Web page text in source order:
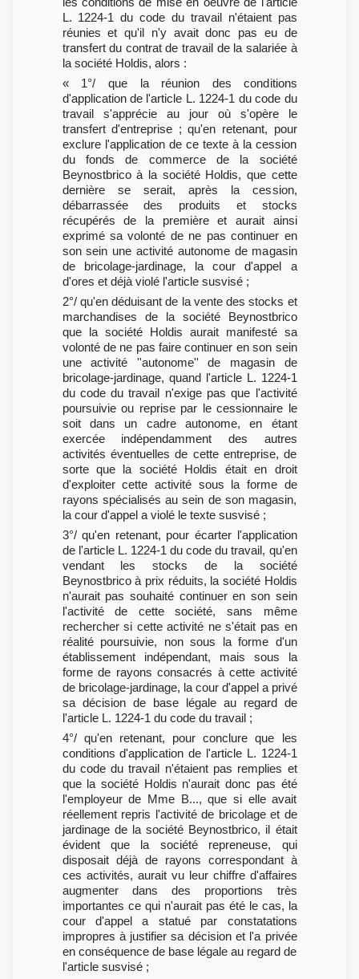
L. 1224-1 du code du travail n'étaient pas
réunies et qu'il n'y avait donc pas eu de
transfert du contrat de travail de la salariée à
la société Holdis, alors :
« 1°/ que la réunion des conditions
d'application de l'article L. 1224-1 du code du
travail s'apprécie au jour où s'opère le
transfert d'entreprise ; qu'en retenant, pour
exclure l'application de ce texte à la cession
du fonds de commerce de la société
Beynostbrico à la société Holdis, que cette
dernière se serait, après la cession,
débarrassée des produits et stocks
récupérés de la première et aurait ainsi
exprimé sa volonté de ne pas continuer en
son sein une activité autonome de magasin
de bricolage-jardinage, la cour d'appel a
d'ores et déjà violé l'article susvisé ;
2°/ qu'en déduisant de la vente des stocks et
marchandises de la société Beynostbrico
que la société Holdis aurait manifesté sa
volonté de ne pas faire continuer en son sein
une activité ''autonome'' de magasin de
bricolage-jardinage, quand l'article L. 1224-1
du code du travail n'exige pas que l'activité
poursuivie ou reprise par le cessionnaire le
soit dans un cadre autonome, en étant
exercée indépendamment des autres
activités éventuelles de cette entreprise, de
sorte que la société Holdis était en droit
d'exploiter cette activité sous la forme de
rayons spécialisés au sein de son magasin,
la cour d'appel a violé le texte susvisé ;
3°/ qu'en retenant, pour écarter l'application
de l'article L. 1224-1 du code du travail, qu'en
vendant les stocks de la société
Beynostbrico à prix réduits, la société Holdis
n'aurait pas souhaité continuer en son sein
l'activité de cette société, sans même
rechercher si cette activité ne s'était pas en
réalité poursuivie, non sous la forme d'un
établissement indépendant, mais sous la
forme de rayons consacrés à cette activité
de bricolage-jardinage, la cour d'appel a privé
sa décision de base légale au regard de
l'article L. 1224-1 du code du travail ;
4°/ qu'en retenant, pour conclure que les
conditions d'application de l'article L. 1224-1
du code du travail n'étaient pas remplies et
que la société Holdis n'aurait donc pas été
l'employeur de Mme B..., que si elle avait
réellement repris l'activité de bricolage et de
jardinage de la société Beynostbrico, il était
évident que la société repreneuse, qui
disposait déjà de rayons correspondant à
ces activités, aurait vu leur chiffre d'affaires
augmenter dans des proportions très
importantes ce qui n'aurait pas été le cas, la
cour d'appel a statué par constatations
impropres à justifier sa décision et l'a privée
en conséquence de base légale au regard de
l'article susvisé ;